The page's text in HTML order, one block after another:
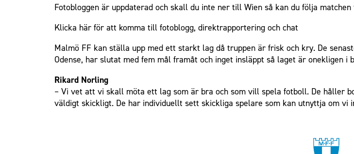
Biljettvillkor
Spelare
Ledarstab
Ungdom
P19
F19
F17
Företag
Eleda Stadion
Sommarfest
Julshow
Vanliga frågor om 1910 Event
Hållbarhet
Himmelsblå Tillsammans
Karriärakademin
Skolakademier
Om Malmö FF
Närstående organisationer
Policydokument
Fotobloggen är uppdaterad och skall du inte ner till Wien så kan du följa
Klicka här för att komma till fotoblogg, direktrapportering och chat
Malmö FF kan ställa upp med ett starkt lag då truppen är frisk och kry. De
Odense, har slutat med fem mål framåt och inget insläppt så laget är onekligen i
Rikard Norling
– Vi vet att vi skall möta ett lag som är bra och som vill spela fotboll. De håller
väldigt skickligt. De har individuellt sett skickliga spelare som kan utnyttja om